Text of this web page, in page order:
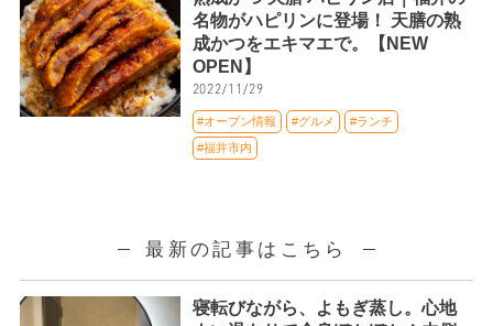
名物がハピリンに登場！ 天膳の熟
成かつをエキマエで。【NEW
OPEN】
2022/11/29
#オープン情報 #グルメ #ランチ
#福井市内
最新の記事はこちら
寝転びながら、よもぎ蒸し。心地